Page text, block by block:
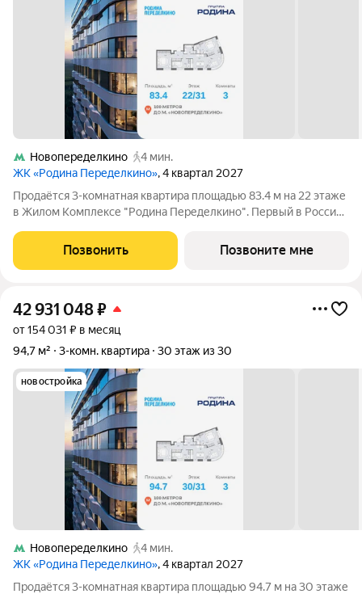
Новопеределкино
4 мин.
ЖК «Родина Переделкино», 4 квартал 2027
Продаётся 3-комнатная квартира площадью 83.4 м на 22 этаже
в Жилом Комплексе "Родина Переделкино". Первый в России
квартал бизнес-класса на Западе Москвы на границе с
Ульяновским лесопарком,
Позвонить Позвоните мне
42 931 048₽
от 154 031 ₽ в месяц
94,7 м²
3-комн. квартира 30 этаж из 30
новостройка
Новопеределкино
4 мин.
ЖК «Родина Переделкино», 4 квартал 2027
Продаётся 3-комнатная квартира площадью 94.7 м на 30 этаже